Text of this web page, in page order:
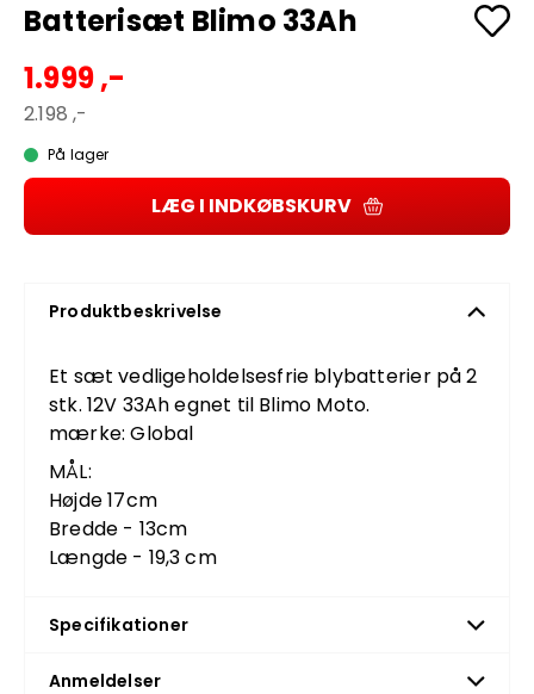
Batterisæt Blimo 33Ah
1.999 ,-
2.198 ,-
På lager
LÆG I INDKØBSKURV
Produktbeskrivelse
Et sæt vedligeholdelsesfrie blybatterier på 2
stk. 12V 33Ah egnet til Blimo Moto.
mærke: Global
MÅL:
Højde 17cm
Bredde - 13cm
Længde - 19,3 cm
Specifikationer
Anmeldelser